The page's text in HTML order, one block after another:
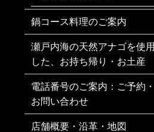
鍋コース料理のご案内
瀬戸内海の天然アナゴを使用
した、お持ち帰り・お土産
電話番号のご案内：ご予約・
お問い合わせ
店舗概要・沿革・地図